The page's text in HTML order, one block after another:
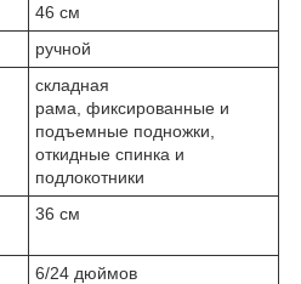
46 см
ручной
складная
рама, фиксированные и
подъемные подножки,
откидные спинка и
подлокотники
36 см
6/24 дюймов